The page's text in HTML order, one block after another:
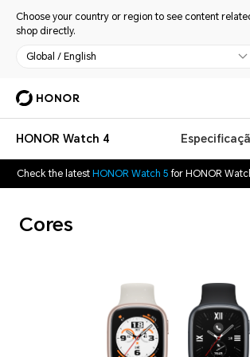
Choose your country or region to see content
shop directly.
Global / English
HONOR Watch 4
Check the latest HONOR Watch 5 for HONOR